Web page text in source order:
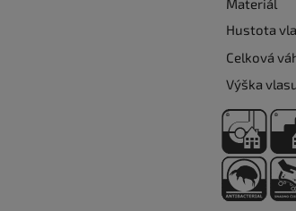
Materiál
Hustota
Celková
Výška